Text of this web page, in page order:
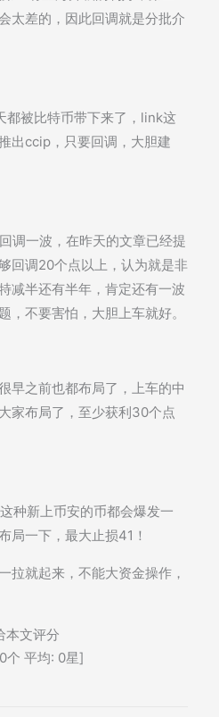
太差的，因此回调就是分批介
都被比特币带下来了，link这
出ccip，只要回调，大胆建
调一波，在昨天的文章已经提
回调20个点以上，认为就是非
减半还有半年，肯定还有一波
，不要害怕，大胆上车就好。
早之前也都布局了，上车的中
家布局了，至少获利30个点
种新上币安的币都会爆发一
局一下，最大止损41！
拉就起来，不能大资金操作，
本文评分
0个 平均: 0星]